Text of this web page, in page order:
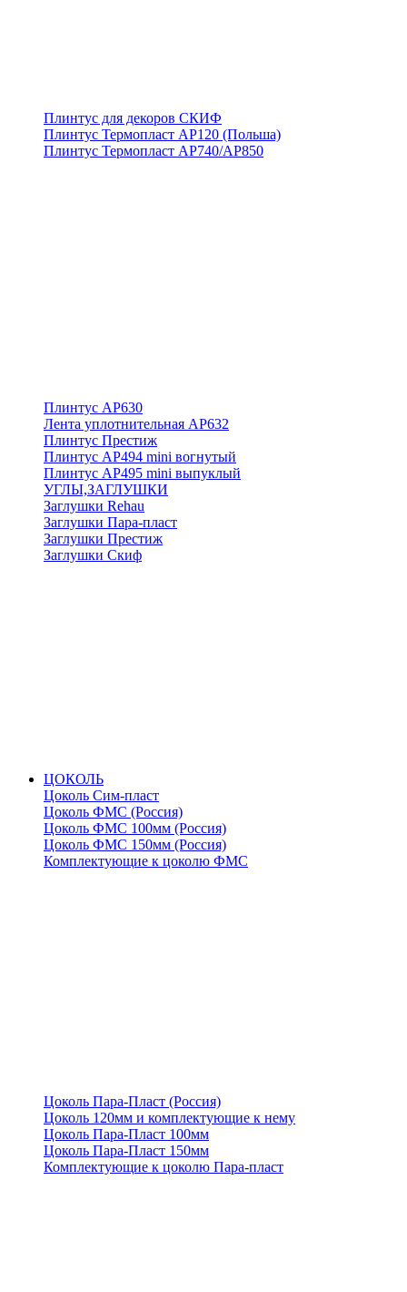
Плинтус для декоров СКИФ
Плинтус Термопласт АР120 (Польша)
Плинтус Термопласт АР740/АР850
Плинтус АР630
Лента уплотнительная АР632
Плинтус Престиж
Плинтус АР494 mini вогнутый
Плинтус АР495 mini выпуклый
УГЛЫ,ЗАГЛУШКИ
Заглушки Rehau
Заглушки Пара-пласт
Заглушки Престиж
Заглушки Скиф
ЦОКОЛЬ
Цоколь Сим-пласт
Цоколь ФМС (Россия)
Цоколь ФМС 100мм (Россия)
Цоколь ФМС 150мм (Россия)
Комплектующие к цоколю ФМС
Цоколь Пара-Пласт (Россия)
Цоколь 120мм и комплектующие к нему
Цоколь Пара-Пласт 100мм
Цоколь Пара-Пласт 150мм
Комплектующие к цоколю Пара-пласт